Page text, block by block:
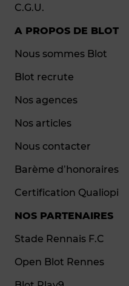
C.G.U.
A PROPOS DE BLOT
Nous sommes Blot
Blot recrute
Nos agences
Nos articles
Nous contacter
Barème d’honoraires
Certification Qualiopi
NOS PARTENAIRES
Stade Rennais F.C
Open Blot Rennes